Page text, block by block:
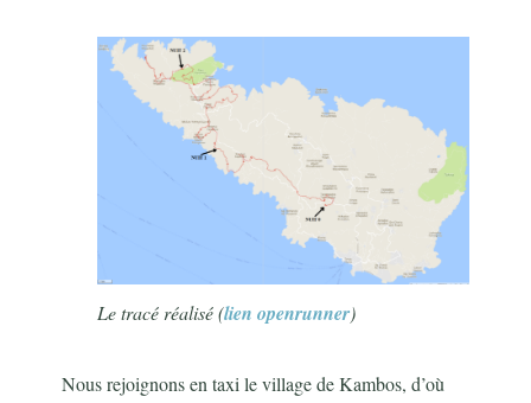
Le tracé réalisé (lien openrunner)
Nous rejoignons en taxi le village de Kambos, d’où